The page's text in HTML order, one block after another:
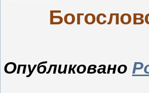
Опубликовано